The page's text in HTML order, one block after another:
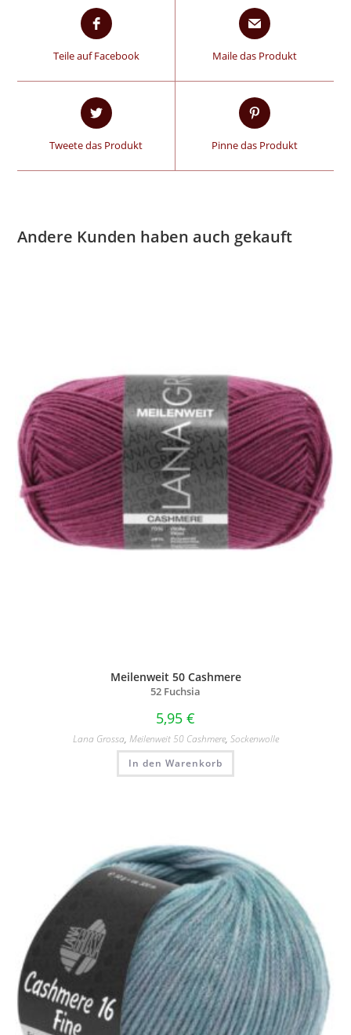
Teile auf Facebook Maile das Produkt
Tweete das Produkt Pinne das Produkt
Andere Kunden haben auch gekauft
Meilenweit 50 Cashmere
52 Fuchsia
5,95 €
Lana Grossa, Meilenweit 50 Cashmere, Sockenwolle
In den Warenkorb